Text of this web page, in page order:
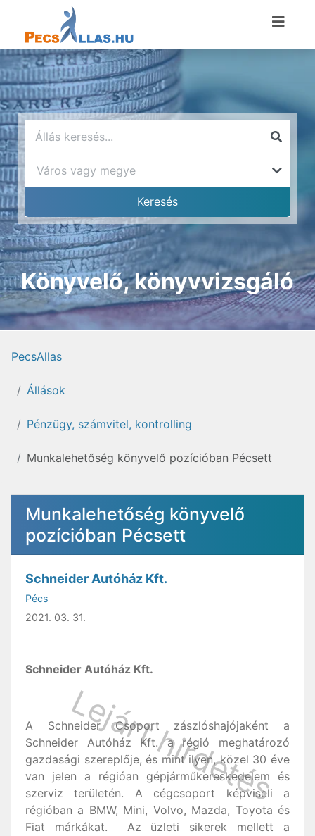
Könyvelő, könyvvizsgáló
PecsAllas
Állások
Pénzügy, számvitel, kontrolling
Munkalehetőség könyvelő pozícióban Pécsett
Munkalehetőség könyvelő
pozícióban Pécsett
Schneider Autóház Kft.
Pécs
2021. 03. 31.
Schneider Autóház Kft.
A Schneider Csoport zászlóshajójaként a
Schneider Autóház Kft. a régió meghatározó
gazdasági szereplője, és mint ilyen, közel 30 éve
van jelen a régióan gépjárműkereskedelem és
szerviz területén. A cégcsoport képviseli a
régióban a BMW, Mini, Volvo, Mazda, Toyota és
Fiat márkákat. Az üzleti sikerek mellett a